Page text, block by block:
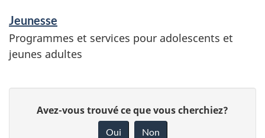
Jeunesse
Programmes et services pour adolescents et
jeunes adultes
Avez-vous trouvé ce que vous cherchiez?
Oui Non